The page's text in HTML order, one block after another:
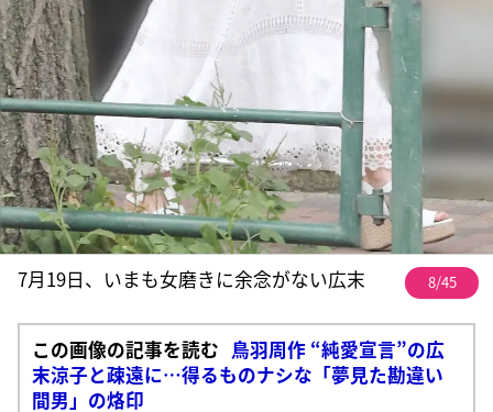
7月19日、いまも女磨きに余念がない広末 8/45
この画像の記事を読む 鳥羽周作 “純愛宣言”の広
末涼子と疎遠に…得るものナシな「夢見た勘違い
間男」の烙印